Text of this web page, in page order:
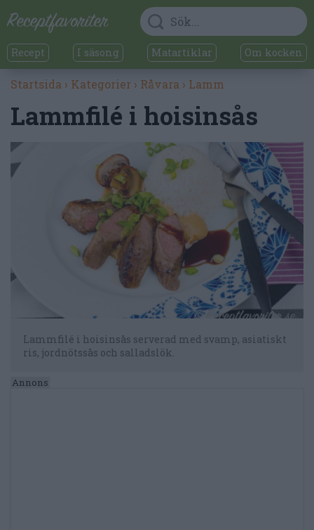
Recept I säsong Matartiklar Om kocken
Startsida › Kategorier › Råvara › Lamm
Lammfilé i hoisinsås
Lammfilé i hoisinsås serverad med svamp, asiatiskt
ris, jordnötssås och salladslök.